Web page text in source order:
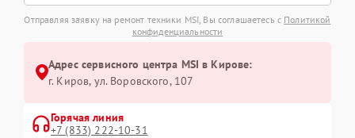
Отправляя заявку на ремонт техники MSI, Вы соглашаетесь с Политикой
конфиденциальности
Адрес сервисного центра MSI в Кирове:
г. Киров, ул. Воровского, 107
Горячая линия
+7 (833) 222-10-31